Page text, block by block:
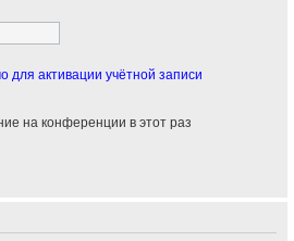
для активации учётной записи
на конференции в этот раз